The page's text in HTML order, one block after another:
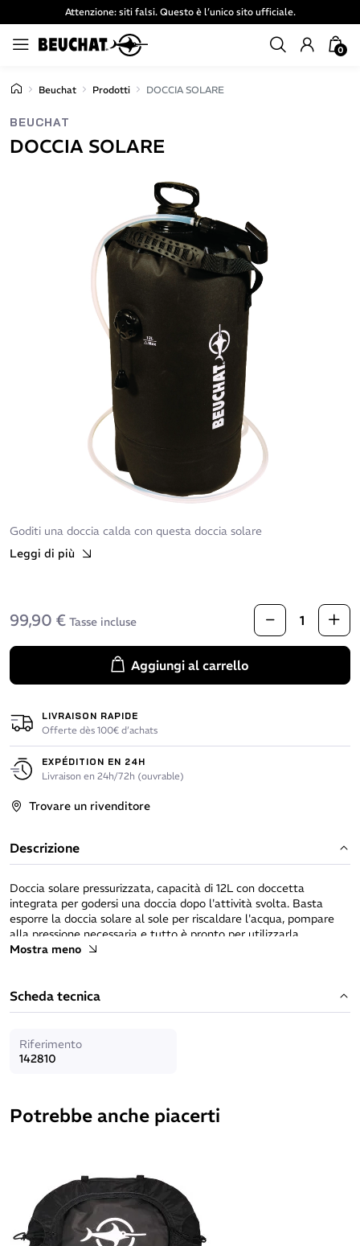
Attenzione: siti falsi. Questo è l’unico sito ufficiale.
0
Beuchat Prodotti DOCCIA SOLARE
BEUCHAT
DOCCIA SOLARE
Goditi una doccia calda con questa doccia solare
Leggi di più
99,90 € Tasse incluse
Aggiungi al carrello
LIVRAISON RAPIDE
Offerte dès 100€ d’achats
EXPÉDITION EN 24H
Livraison en 24h/72h (ouvrable)
Trovare un rivenditore
Descrizione
Doccia solare pressurizzata, capacità di 12L con doccetta
integrata per godersi una doccia dopo l'attività svolta. Basta
esporre la doccia solare al sole per riscaldare l'acqua, pompare
alla pressione necessaria e tutto è pronto per utilizzarla.
Impugnatura per il trasporto
Pompa manuale integrata
Mostra meno
Scheda tecnica
Riferimento
142810
Potrebbe anche piacerti